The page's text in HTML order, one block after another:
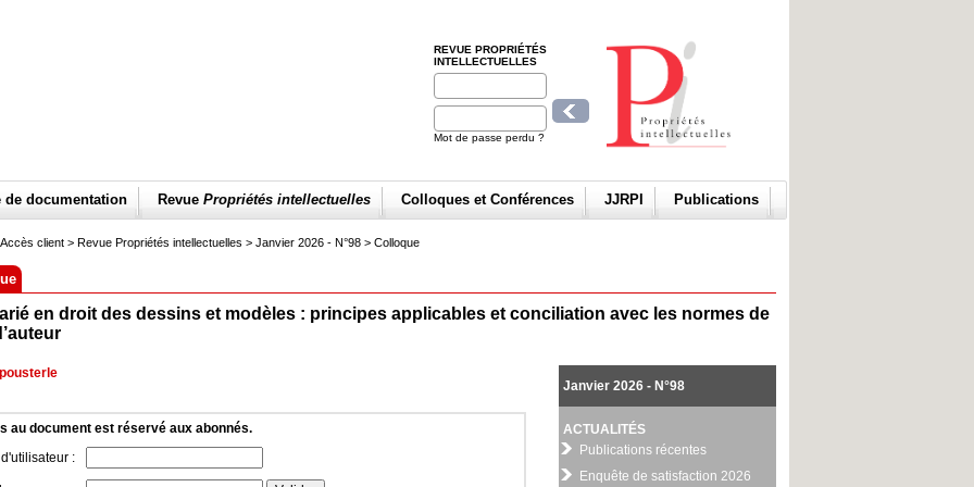
REVUE PROPRIÉTÉS
INTELLECTUELLES
Mot de passe perdu ?
de documentation Revue Propriétés intellectuelles Colloques et Conférences JJRPI Publications
Accès client > Revue Propriétés intellectuelles > Janvier 2026 - N°98 > Colloque
en droit des dessins et modèles : principes applicables et conciliation avec les normes de
au document est réservé aux abonnés.
:
Janvier 2026 - N°98
ACTUALITÉS
Publications récentes
Enquête de satisfaction 2026